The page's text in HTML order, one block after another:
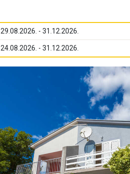
29.08.2026. - 31.12.2026.
24.08.2026. - 31.12.2026.